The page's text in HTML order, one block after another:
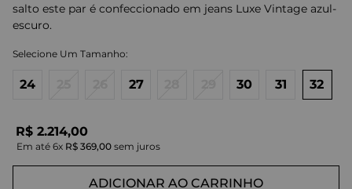
salto este par é confeccionado em jeans Luxe Vintage azul-
escuro.
24 27 30 31 32
R$ 2.214,00
Em até 6x R$ 369,00 sem juros
ADICIONAR AO CARRINHO